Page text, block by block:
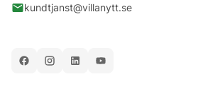
kundtjanst@villanytt.se